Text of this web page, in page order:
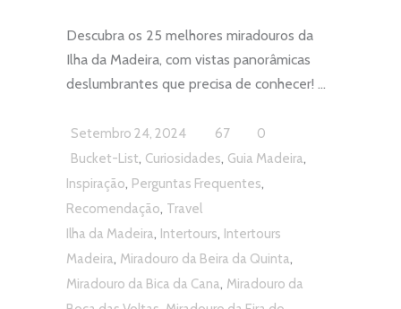
Descubra os 25 melhores miradouros da
Ilha da Madeira, com vistas panorâmicas
deslumbrantes que precisa de conhecer!
Setembro 24, 2024 67
0
Bucket-List, Curiosidades, Guia Madeira,
Inspiração, Perguntas Frequentes,
Recomendação, Travel
Ilha da Madeira, Intertours, Intertours
Madeira, Miradouro da Beira da Quinta,
Miradouro da Bica da Cana, Miradouro da